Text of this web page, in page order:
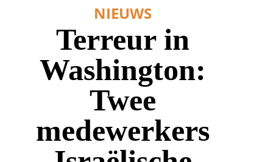
NIEUWS
Terreur in
Washington:
Twee
medewerkers